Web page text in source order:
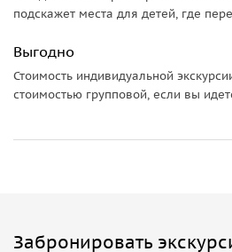
один из самых красивых садов
Во время нашей экскурсии по
вы можете попробоватьблюда
ликер лимончелло, поглазеть на
Важно знать
подскажет места для детей, где
Выгодно
Стоимость индивидуальной
стоимостью групповой, если вы
Забронировать